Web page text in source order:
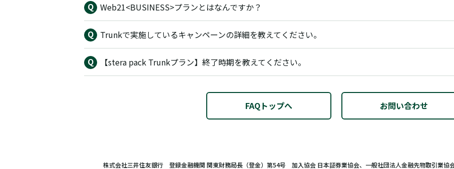
Web21<BUSINESS>プランとはなんですか？
Trunkで実施しているキャンペーンの詳細を教えてください。
【stera pack Trunkプラン】終了時期を教えてください。
FAQトップへ お問い合わせ
株式会社三井住友銀行 登録金融機関 関東財務局長（登金）第54号 加入協会 日本証券業協会、一般社団法人金融先物取引業協